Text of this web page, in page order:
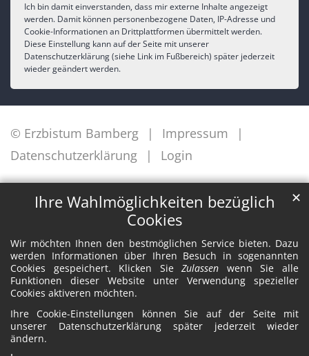
Ihre Wahlmöglichkeiten bezüglich
Cookies
Wir möchten Ihnen den bestmöglichen Service bieten. Dazu
werden Informationen über Ihren Besuch in sogenannten
Cookies gespeichert. Klicken SieZulassen wenn Sie alle
Funktionen dieser Website unter Verwendung spezieller
Cookies aktiveren möchten.
Ihre Cookie-Einstellungen können Sie auf der Seite mit
unserer Datenschutzerklärung später jederzeit wieder
ändern.
✕
Ich bin damit einverstanden, dass mir externe Inhalte angezeigt
werden. Damit können personenbezogene Daten, IP-Adresse und
Cookie-Informationen an Drittplattformen übermittelt werden.
Diese Einstellung kann auf der Seite mit unserer
Datenschutzerklärung (siehe Link im Fußbereich) später jederzeit
wieder geändert werden.
© Erzbistum Bamberg
Impressum
Datenschutzerklärung
Login